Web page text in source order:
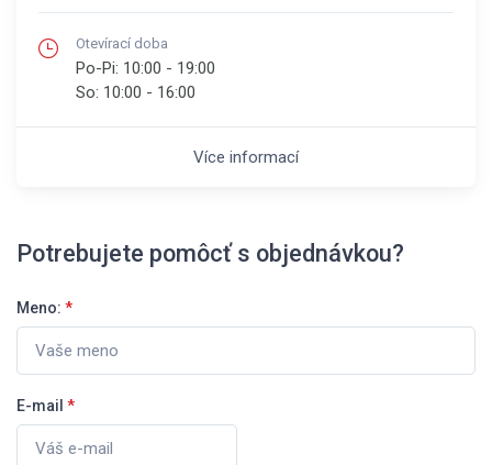
Otevírací doba
Po-Pi: 10:00 - 19:00
So: 10:00 - 16:00
Více informací
Potrebujete pomôcť s objednávkou?
Meno: *
E-mail *